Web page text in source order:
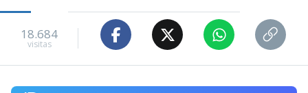
18.684
visitas